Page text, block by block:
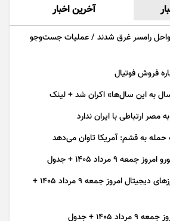
آخرین اخبار
رامسر غرق شدند / عملیات جست‌و‌جو
فروش فوتیال
به این سال‌ها» اکران شد + لینک
مصر ارتباطی با ایران ندارد
حمله به قشم: آمریکا تاوان می‌دهد
۹ مرداد ۱۴۰۵ + جدول
قیمت بیت کوین و ارز‌های دیجیتال امروز جمعه ۹ مرداد ۱۴۰۵ +
۱۴۰۵ + جدول